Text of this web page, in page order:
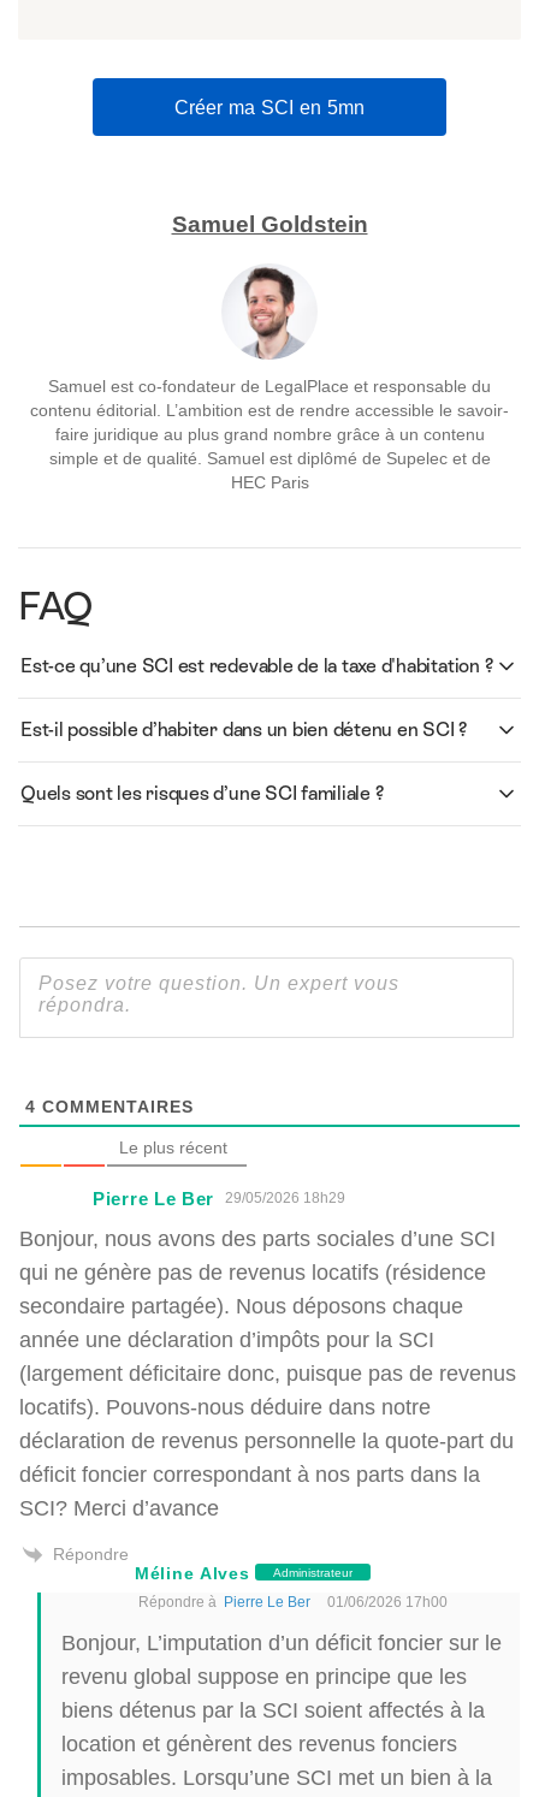
Créer ma SCI en 5mn
Samuel Goldstein
Samuel est co-fondateur de LegalPlace et responsable du
contenu éditorial. L’ambition est de rendre accessible le savoir-
faire juridique au plus grand nombre grâce à un contenu
simple et de qualité. Samuel est diplômé de Supelec et de
HEC Paris
FAQ
Est-ce qu’une SCI est redevable de la taxe d'habitation ?
Est-il possible d’habiter dans un bien détenu en SCI ?
Quels sont les risques d’une SCI familiale ?
4 COMMENTAIRES
Le plus récent
Pierre Le Ber 29/05/2026 18h29
Bonjour, nous avons des parts sociales d’une SCI
qui ne génère pas de revenus locatifs (résidence
secondaire partagée). Nous déposons chaque
année une déclaration d’impôts pour la SCI
(largement déficitaire donc, puisque pas de revenus
locatifs). Pouvons-nous déduire dans notre
déclaration de revenus personnelle la quote-part du
déficit foncier correspondant à nos parts dans la
SCI? Merci d’avance
Répondre
Méline Alves
Administrateur
Répondre à Pierre Le Ber 01/06/2026 17h00
Bonjour, L’imputation d’un déficit foncier sur le
revenu global suppose en principe que les
biens détenus par la SCI soient affectés à la
location et génèrent des revenus fonciers
imposables. Lorsqu’une SCI met un bien à la